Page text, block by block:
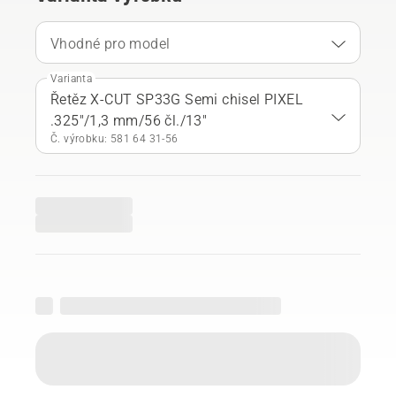
Vhodné pro model
Varianta
Řetěz X-CUT SP33G Semi chisel PIXEL
.325"/1,3 mm/56 čl./13"
Č. výrobku: 581 64 31‑56